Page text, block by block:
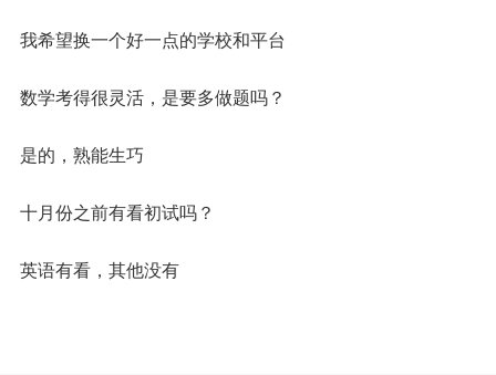
我希望换一个好一点的学校和平台
数学考得很灵活，是要多做题吗？
是的，熟能生巧
十月份之前有看初试吗？
英语有看，其他没有